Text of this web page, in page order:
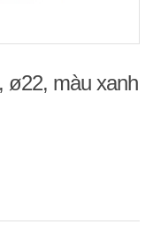
ø22, màu xanh